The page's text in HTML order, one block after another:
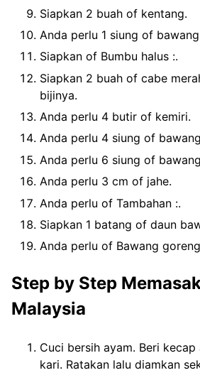
Siapkan 2 buah of kentang.
Anda perlu 1 siung of
Siapkan of Bumbu halus :.
Siapkan 2 buah of cabe
bijinya.
Anda perlu 4 butir of kemiri.
Anda perlu 4 siung of
Anda perlu 6 siung of
Anda perlu 3 cm of jahe.
Anda perlu of Tambahan :.
Siapkan 1 batang of daun
Anda perlu of Bawang
Step by Step
Malaysia
Cuci bersih ayam. Beri
kari. Ratakan lalu diamkan